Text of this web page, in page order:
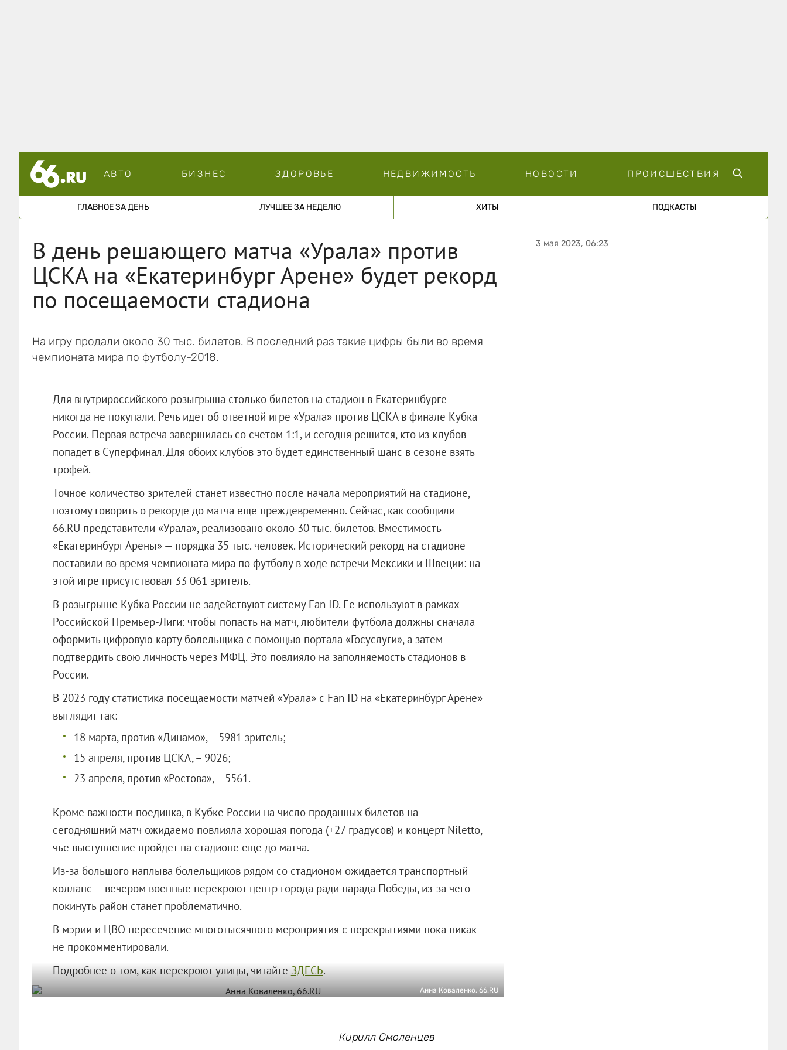
АВТО БИЗНЕС ЗДОРОВЬЕ НЕДВИЖИМОСТЬ НОВОСТИ ПРОИСШЕСТВИЯ
ГЛАВНОЕ ЗА ДЕНЬ ЛУЧШЕЕ ЗА НЕДЕЛЮ ХИТЫ ПОДКАСТЫ
В день решающего матча «Урала» против
ЦСКА на «Екатеринбург Арене» будет рекорд
по посещаемости стадиона
На игру продали около 30 тыс. билетов. В последний раз такие цифры были во время
чемпионата мира по футболу-2018.
Для внутрироссийского розыгрыша столько билетов на стадион в Екатеринбурге
никогда не покупали. Речь идет об ответной игре «Урала» против ЦСКА в финале Кубка
России. Первая встреча завершилась со счетом 1:1, и сегодня решится, кто из клубов
попадет в Суперфинал. Для обоих клубов это будет единственный шанс в сезоне взять
трофей.
Точное количество зрителей станет известно после начала мероприятий на стадионе,
поэтому говорить о рекорде до матча еще преждевременно. Сейчас, как сообщили
66.RU представители «Урала», реализовано около 30 тыс. билетов. Вместимость
«Екатеринбург Арены» — порядка 35 тыс. человек. Исторический рекорд на стадионе
поставили во время чемпионата мира по футболу в ходе встречи Мексики и Швеции: на
этой игре присутствовал 33 061 зритель.
В розыгрыше Кубка России не задействуют систему Fan ID. Ее используют в рамках
Российской Премьер-Лиги: чтобы попасть на матч, любители футбола должны сначала
оформить цифровую карту болельщика с помощью портала «Госуслуги», а затем
подтвердить свою личность через МФЦ. Это повлияло на заполняемость стадионов в
России.
В 2023 году статистика посещаемости матчей «Урала» с Fan ID на «Екатеринбург Арене»
выглядит так:
18 марта, против «Динамо», – 5981 зритель;
15 апреля, против ЦСКА, – 9026;
23 апреля, против «Ростова», – 5561.
Кроме важности поединка, в Кубке России на число проданных билетов на
сегодняшний матч ожидаемо повлияла хорошая погода (+27 градусов) и концерт Niletto,
чье выступление пройдет на стадионе еще до матча.
Из-за большого наплыва болельщиков рядом со стадионом ожидается транспортный
коллапс — вечером военные перекроют центр города ради парада Победы, из-за чего
покинуть район станет проблематично.
В мэрии и ЦВО пересечение многотысячного мероприятия с перекрытиями пока никак
не прокомментировали.
Подробнее о том, как перекроют улицы, читайтеЗДЕСЬ.
Анна Коваленко, 66.RU
Кирилл Смоленцев
3 мая 2023, 06:23